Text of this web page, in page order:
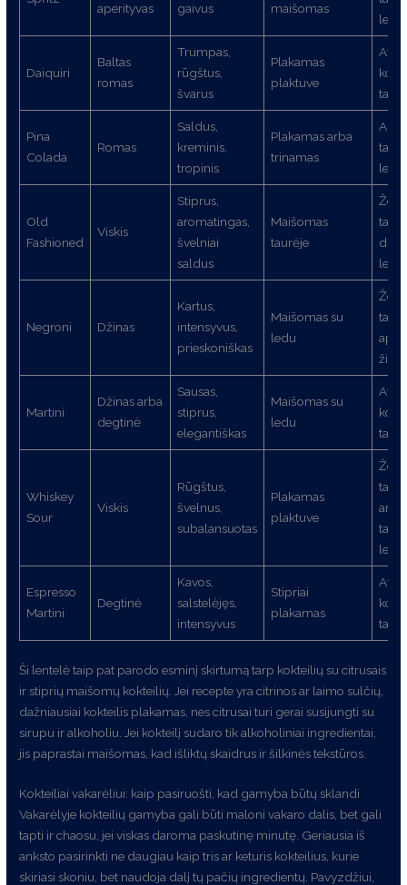
aperityvas
gaivus
maišomas
ledu
Daiquiri
Baltas
romas
Trumpas,
rūgštus,
švarus
Plakamas
plaktuve
Pina
Colada
Romas
Saldus,
kreminis,
tropinis
Plakamas arba
trinamas
ledu
Old
Fashioned
Viskis
Stiprus,
aromatingas,
švelniai
saldus
Maišomas
taurėje
ledo
Negroni Džinas
Kartus,
intensyvus,
prieskoniškas
Maišomas su
ledu
Martini
Džinas arba
degtinė
Sausas,
stiprus,
elegantiškas
Maišomas su
ledu
Whiskey
Sour
Viskis
Rūgštus,
švelnus,
subalansuotas
Plakamas
plaktuve
arba
ledo
Espresso
Martini
Degtinė
Kavos,
salstelėjęs,
intensyvus
Stipriai
plakamas
Ši lentelė taip pat parodo esminį skirtumą tarp kokteilių su citrusais
ir stiprių maišomų kokteilių. Jei recepte yra citrinos ar laimo sulčių,
dažniausiai kokteilis plakamas, nes citrusai turi gerai susijungti su
sirupu ir alkoholiu. Jei kokteilį sudaro tik alkoholiniai ingredientai,
jis paprastai maišomas, kad išliktų skaidrus ir šilkinės tekstūros.
Kokteiliai vakarėliui: kaip pasiruošti, kad gamyba būtų sklandi
Vakarėlyje kokteilių gamyba gali būti maloni vakaro dalis, bet gali
tapti ir chaosu, jei viskas daroma paskutinę minutę. Geriausia iš
anksto pasirinkti ne daugiau kaip tris ar keturis kokteilius, kurie
skiriasi skoniu, bet naudoja dalį tų pačių ingredientų. Pavyzdžiui,